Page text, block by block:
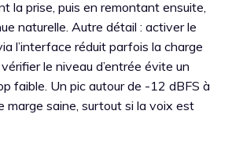
la prise, puis en remontant ensuite,
naturelle. Autre détail : activer le
l’interface réduit parfois la charge
le niveau d’entrée évite un
faible. Un pic autour de -12 dBFS à
marge saine, surtout si la voix est